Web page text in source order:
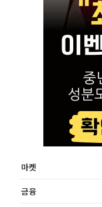
마켓
금융